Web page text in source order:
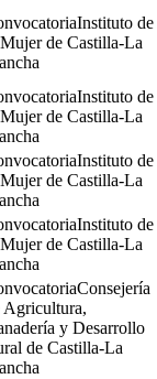
Instituto de
de Castilla-La
Instituto de
de Castilla-La
Instituto de
de Castilla-La
Instituto de
de Castilla-La
Consejería
Agricultura,
y Desarrollo
de Castilla-La